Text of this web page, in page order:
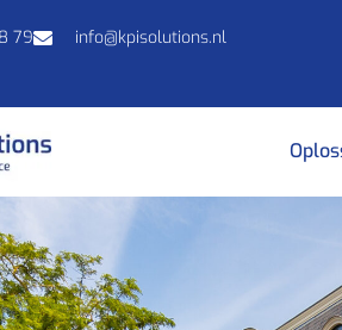
79 info@kpisolutions.nl